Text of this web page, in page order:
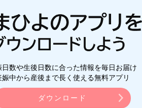
日数や生後日数に合った情報を毎日お届け
娠中から産後まで長く使える無料アプリ
ダウンロード